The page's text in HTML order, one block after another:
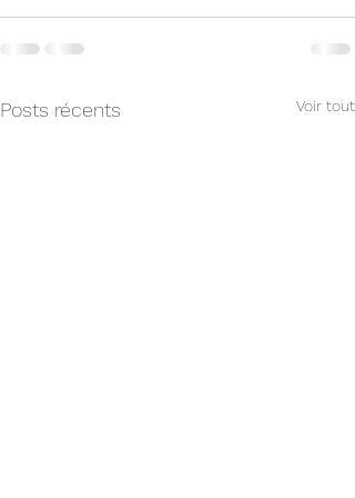
Posts récents Voir tout